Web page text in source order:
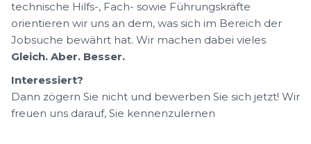
technische Hilfs-, Fach- sowie Führungskräfte
orientieren wir uns an dem, was sich im Bereich der
Jobsuche bewährt hat. Wir machen dabei vieles
Gleich. Aber. Besser.
Interessiert?
Dann zögern Sie nicht und bewerben Sie sich jetzt! Wir
freuen uns darauf, Sie kennenzulernen